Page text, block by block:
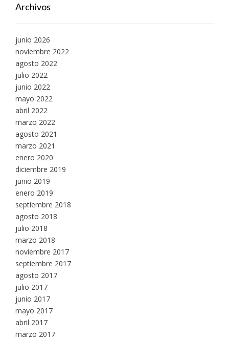
Archivos
junio 2026
noviembre 2022
agosto 2022
julio 2022
junio 2022
mayo 2022
abril 2022
marzo 2022
agosto 2021
marzo 2021
enero 2020
diciembre 2019
junio 2019
enero 2019
septiembre 2018
agosto 2018
julio 2018
marzo 2018
noviembre 2017
septiembre 2017
agosto 2017
julio 2017
junio 2017
mayo 2017
abril 2017
marzo 2017